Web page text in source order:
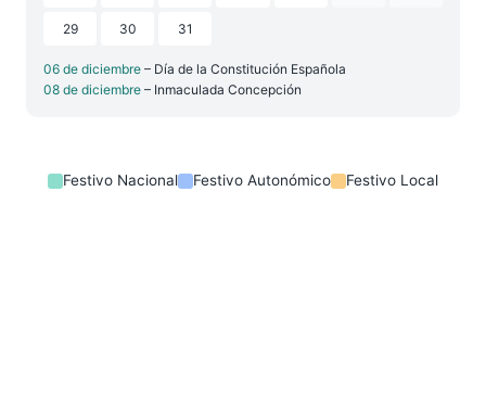
29 30 31
06 de diciembre – Día de la Constitución Española
08 de diciembre – Inmaculada Concepción
Festivo Nacional Festivo Autonómico Festivo Local